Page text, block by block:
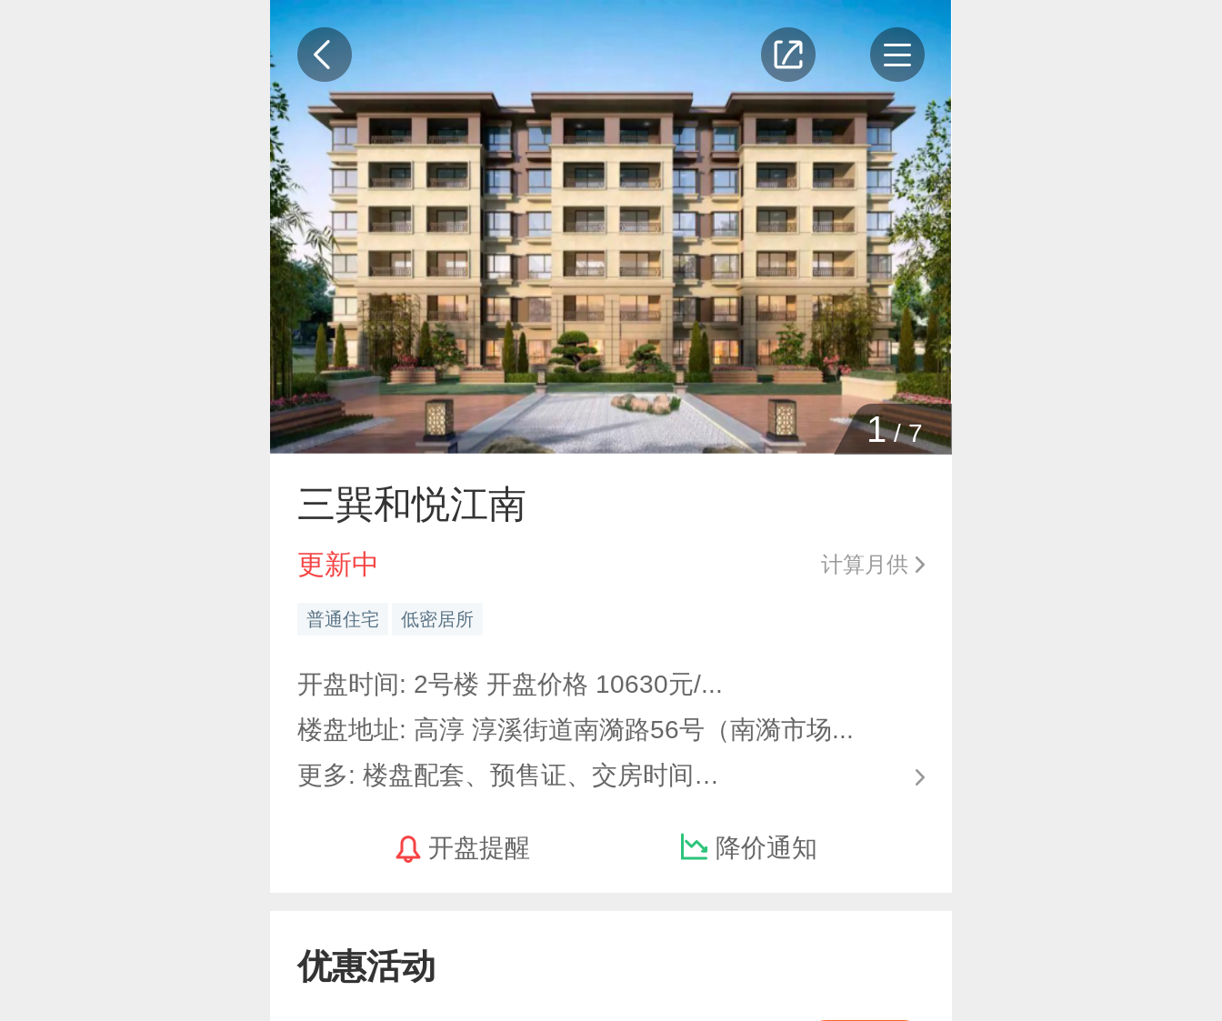
1/7
三巽和悦江南
更新中 计算月供
普通住宅 低密居所
开盘时间: 2号楼 开盘价格 10630元/...
楼盘地址: 高淳 淳溪街道南漪路56号（南漪市场...
更多: 楼盘配套、预售证、交房时间…
开盘提醒 降价通知
优惠活动